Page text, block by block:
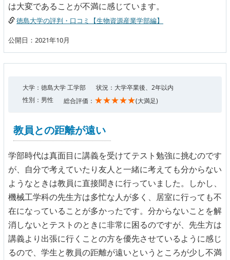
は大変であることが不満に感じています。
徳島大学の評判・口コミ【生物資源産業学部編】
公開日：2021年10月
大学：徳島大学 工学部
状況：大学卒業後、2年以内
性別：男性
総合評価： ★★★★★(大満足)
教員との距離が遠い
学部時代は真面目に講義を受けてテスト勉強に挑むのです
が、自分で考えていたり友人と一緒に考えても分からない
ようなときは教員に直接聞きに行っていました。しかし、
機械工学科の先生方は多忙な人が多く、居室に行っても不
在になっていることが多かったです。分からないことを解
消しないとテストのときに非常に困るのですが、先生方は
講義より出張に行くことの方を優先させているように感じ
るので、学生と教員の距離が遠いというところが少し不満